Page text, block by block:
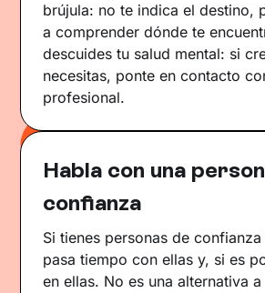
brújula: no te indica el destino,
a comprender dónde te
descuides tu salud mental: si
necesitas, ponte en contacto
profesional.
Habla con una
confianza
Si tienes personas de
pasa tiempo con ellas y, si es
en ellas. No es una alternativa